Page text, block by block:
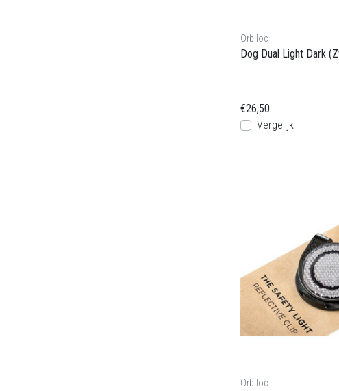
Orbiloc
Dog Dual Light Dark
€26,50
Vergelijk
Orbiloc